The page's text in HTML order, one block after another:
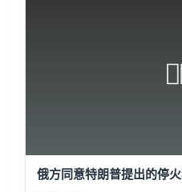
俄方同意特朗普提出的停